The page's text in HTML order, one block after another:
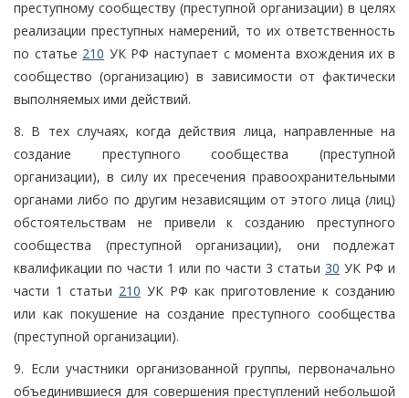
преступному сообществу (преступной организации) в целях
реализации преступных намерений, то их ответственность
по статье 210 УК РФ наступает с момента вхождения их в
сообщество (организацию) в зависимости от фактически
выполняемых ими действий.
8. В тех случаях, когда действия лица, направленные на
создание преступного сообщества (преступной
организации), в силу их пресечения правоохранительными
органами либо по другим независящим от этого лица (лиц)
обстоятельствам не привели к созданию преступного
сообщества (преступной организации), они подлежат
квалификации по части 1 или по части 3 статьи 30 УК РФ и
части 1 статьи 210 УК РФ как приготовление к созданию
или как покушение на создание преступного сообщества
(преступной организации).
9. Если участники организованной группы, первоначально
объединившиеся для совершения преступлений небольшой